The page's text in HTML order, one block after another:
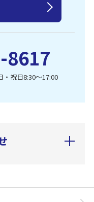
-8617
祝日8:30〜17:00